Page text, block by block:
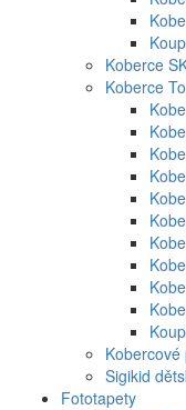
Koberce
Koberce
Sigikid
Fototapety